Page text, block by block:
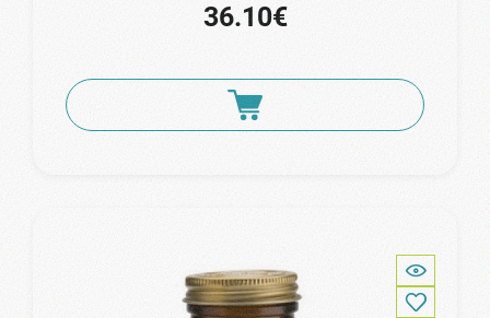
36.10€